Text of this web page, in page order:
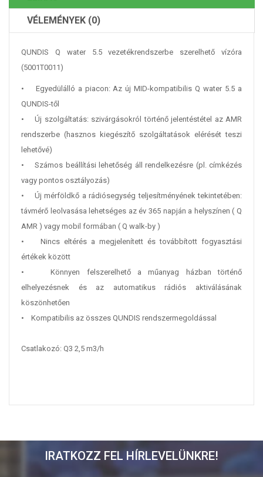
VÉLEMÉNYEK (0)
QUNDIS Q water 5.5 vezetékrendszerbe szerelhető vízóra
(5001T0011)
• Egyedülálló a piacon: Az új MID-kompatibilis Q water 5.5 a
QUNDIS-től
• Új szolgáltatás: szivárgásokról történő jelentéstétel az AMR
rendszerbe (hasznos kiegészítő szolgáltatások elérését teszi
lehetővé)
• Számos beállítási lehetőség áll rendelkezésre (pl. címkézés
vagy pontos osztályozás)
• Új mérföldkő a rádiósegység teljesítményének tekintetében:
távmérő leolvasása lehetséges az év 365 napján a helyszínen ( Q
AMR ) vagy mobil formában ( Q walk-by )
• Nincs eltérés a megjelenített és továbbított fogyasztási
értékek között
• Könnyen felszerelhető a műanyag házban történő
elhelyezésnek és az automatikus rádiós aktiválásának
köszönhetően
• Kompatibilis az összes QUNDIS rendszermegoldással
Csatlakozó: Q3 2,5 m3/h
IRATKOZZ FEL HÍRLEVELÜNKRE!